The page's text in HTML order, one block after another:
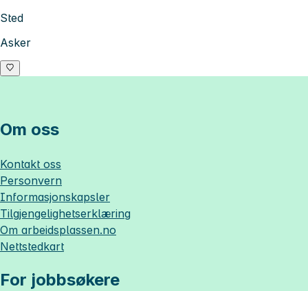
Sted
Asker
Om oss
Kontakt oss
Personvern
Informasjonskapsler
Tilgjengelighetserklæring
Om arbeidsplassen.no
Nettstedkart
For jobbsøkere